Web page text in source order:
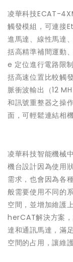
凌華科技ECAT-
觸發模組，可連接
進馬達、線性馬達
括高精準補間運動
e 定位進行電路限
括高速位置比較觸
脈衝波輸出（12
和訊號重整器之操
面，可輕鬆連結相機
凌華科技智能機械
機台設計因為使用
需求，也會因為各
般需要使用不同的
空間，並增加維護
herCAT解決方案
達和通訊馬達，滿
空間的占用，讓維